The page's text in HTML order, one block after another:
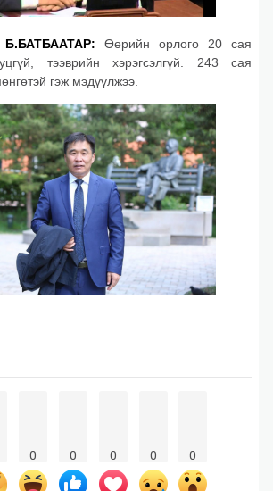
Өөрийн орлого 20 сая
тээврийн хэрэгсэлгүй. 243 сая
гэж мэдүүлжээ.
0 0 0 0 0